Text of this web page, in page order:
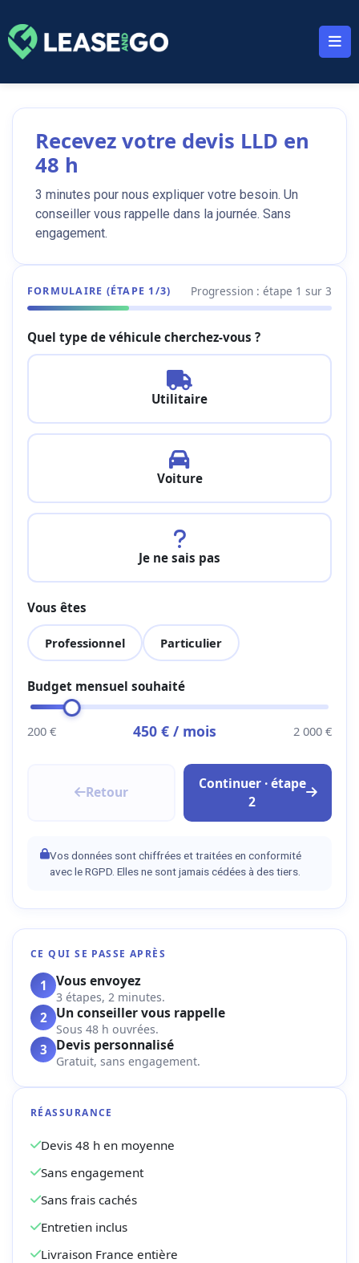
Recevez votre devis LLD en
48 h
3 minutes pour nous expliquer votre besoin. Un
conseiller vous rappelle dans la journée. Sans
engagement.
FORMULAIRE (ÉTAPE 1/3) Progression : étape 1 sur 3
Quel type de véhicule cherchez-vous ?
Utilitaire
Voiture
Je ne sais pas
Vous êtes
Professionnel Particulier
Budget mensuel souhaité
200 € 450 € / mois 2 000 €
Retour
Continuer · étape
2
Vos données sont chiffrées et traitées en conformité
avec le RGPD. Elles ne sont jamais cédées à des tiers.
CE QUI SE PASSE APRÈS
1 Vous envoyez
3 étapes, 2 minutes.
2 Un conseiller vous rappelle
Sous 48 h ouvrées.
3 Devis personnalisé
Gratuit, sans engagement.
RÉASSURANCE
Devis 48 h en moyenne
Sans engagement
Sans frais cachés
Entretien inclus
Livraison France entière